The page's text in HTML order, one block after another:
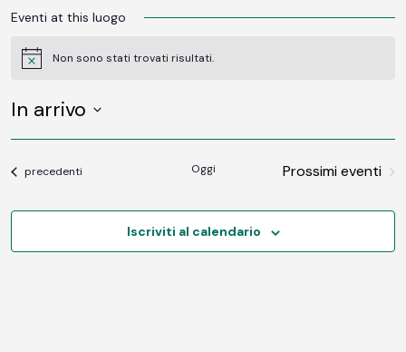
Eventi at this luogo
NoticeNon sono stati trovati risultati.
In arrivo
DATA.
Eventi
precedenti Oggi Prossimi eventi
Iscriviti al calendario